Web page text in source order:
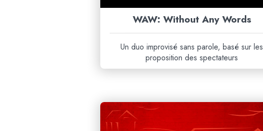
WAW: Without Any Words
Un duo improvisé sans parole, basé sur les
proposition des spectateurs